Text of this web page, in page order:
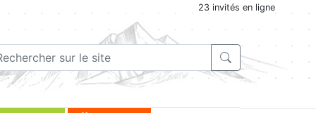
23 invités en ligne